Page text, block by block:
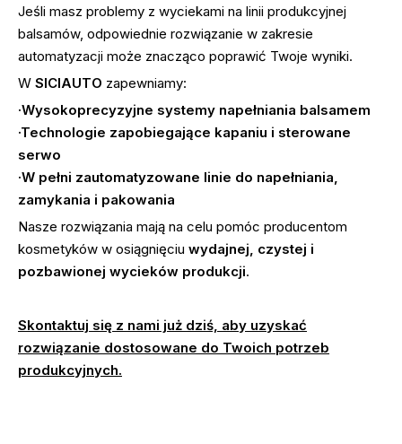
Jeśli masz problemy z wyciekami na linii produkcyjnej
balsamów, odpowiednie rozwiązanie w zakresie
automatyzacji może znacząco poprawić Twoje wyniki.
W SICIAUTO zapewniamy:
·Wysokoprecyzyjne systemy napełniania balsamem
·Technologie zapobiegające kapaniu i sterowane
serwo
·W pełni zautomatyzowane linie do napełniania,
zamykania i pakowania
Nasze rozwiązania mają na celu pomóc producentom
kosmetyków w osiągnięciu wydajnej, czystej i
pozbawionej wycieków produkcji.
Skontaktuj się z nami już dziś, aby uzyskać
rozwiązanie dostosowane do Twoich potrzeb
produkcyjnych.